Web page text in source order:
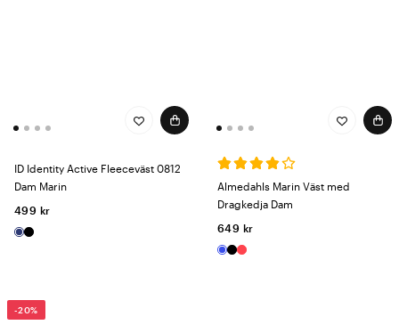
ID Identity Active Fleeceväst 0812
Dam Marin
499 kr
Almedahls Marin Väst med
Dragkedja Dam
649 kr
-20%